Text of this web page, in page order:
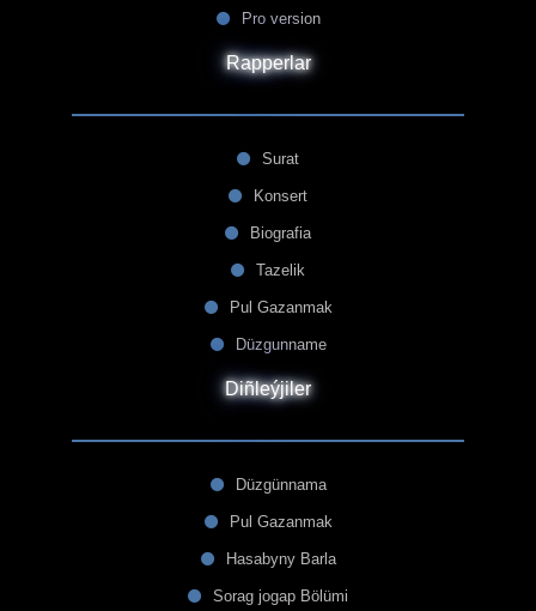
Pro version
Rapperlar
Surat
Konsert
Biografia
Tazelik
Pul Gazanmak
Düzgunname
Diñleýjiler
Düzgünnama
Pul Gazanmak
Hasabyny Barla
Sorag jogap Bölümi